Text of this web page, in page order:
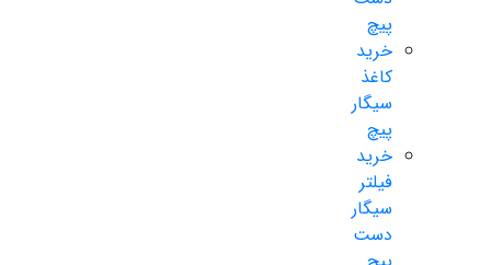
پیچ
خرید
کاغذ
سیگار
پیچ
خرید
فیلتر
سیگار
دست